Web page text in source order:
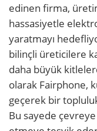
edinen firma,
hassasiyetle
yaratmayı
bilinçli üreticilere
daha büyük
olarak Fairphone,
geçerek bir
Bu sayede